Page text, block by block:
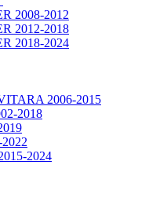
2008-2012
2012-2018
2018-2024
2006-2015
2018
2024